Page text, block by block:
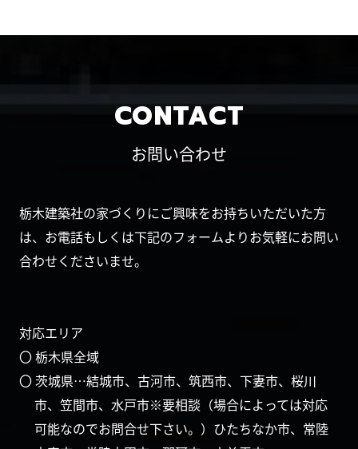
CONTACT
お問い合わせ
栃木建築社の家づくりにご興味をお持ちいただいた方
は、お電話もしくは下記のフォームよりお気軽にお問い
合わせくださいませ。
対応エリア
〇 栃木県全域
〇 茨城県…結城市、古河市、筑西市、下妻市、桜川
市、笠間市、水戸市※要相談（場合によっては対応
可能なのでお問合せ下さい。）ひたちなか市、常陸